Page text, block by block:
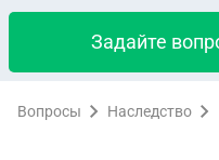
Задайте
Вопросы Наследство